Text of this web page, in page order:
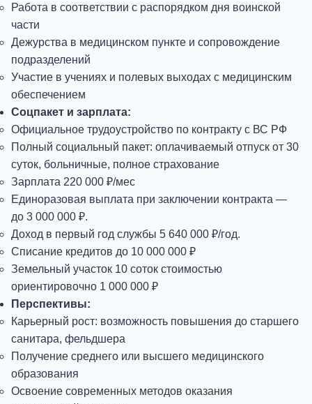
Работа в соответствии с распорядком дня воинской
части
Дежурства в медицинском пункте и сопровождение
подразделений
Участие в учениях и полевых выходах с медицинским
обеспечением
Соцпакет и зарплата:
Официальное трудоустройство по контракту с ВС РФ
Полный социальный пакет: оплачиваемый отпуск от 30
суток, больничные, полное страхование
Зарплата 220 000 ₽/мес
Единоразовая выплата при заключении контракта —
до 3 000 000 ₽.
Доход в первый год службы 5 640 000 ₽/год.
Списание кредитов до 10 000 000 ₽
Земельный участок 10 соток стоимостью
ориентировочно 1 000 000 ₽
Перспективы:
Карьерный рост: возможность повышения до старшего
санитара, фельдшера
Получение среднего или высшего медицинского
образования
Освоение современных методов оказания